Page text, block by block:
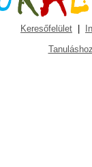
Keresőfelület